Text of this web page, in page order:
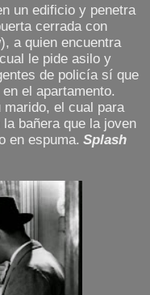
un edificio y penetra
cerrada con
a quien encuentra
le pide asilo y
de policía sí que
el apartamento.
el cual para
bañera que la joven
en espuma. Splash